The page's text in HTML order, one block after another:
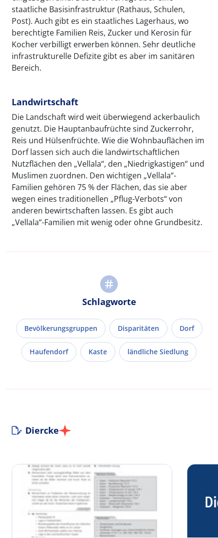
staatliche Basisinfrastruktur (Rathaus, Schulen,
Post). Auch gibt es ein staatliches Lagerhaus, wo
berechtigte Familien Reis, Zucker und Kerosin für
Kocher verbilligt erwerben können. Sehr deutliche
infrastrukturelle Defizite gibt es aber im sanitären
Bereich.
Landwirtschaft
Die Landschaft wird weit überwiegend ackerbaulich
genutzt. Die Hauptanbaufrüchte sind Zuckerrohr,
Reis und Hülsenfrüchte. Wie die Wohnbauflächen im
Dorf lassen sich auch die landwirtschaftlichen
Nutzflächen den „Vellala“, den „Niedrigkastigen“ und
Muslimen zuordnen. Den wichtigen „Vellala“-
Familien gehören 75 % der Flächen, das sie aber
wegen eines traditionellen „Pflug-Verbots“ von
anderen bewirtschaften lassen. Es gibt auch
„Vellala“-Familien mit wenig oder ohne Grundbesitz.
Schlagworte
Bevölkerungsgruppen Disparitäten Dorf
Haufendorf Kaste ländliche Siedlung
Diercke